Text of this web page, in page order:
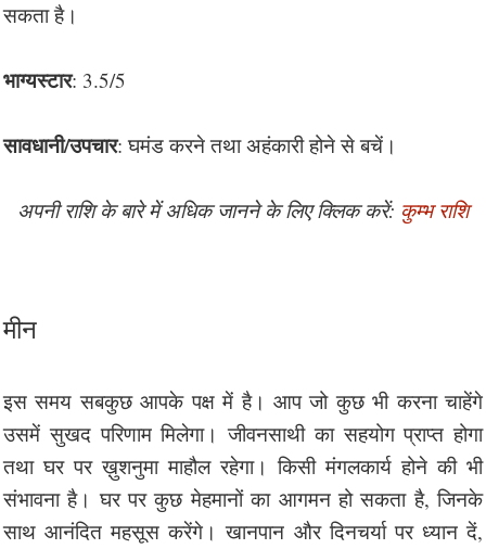
सकता है।
भाग्यस्टार: 3.5/5
सावधानी/उपचार: घमंड करने तथा अहंकारी होने से बचें।
अपनी राशि के बारे में अधिक जानने के लिए क्लिक करें: कुम्भ राशि
मीन
इस समय सबकुछ आपके पक्ष में है। आप जो कुछ भी करना चाहेंगे
उसमें सुखद परिणाम मिलेगा। जीवनसाथी का सहयोग प्राप्त होगा
तथा घर पर ख़ुशनुमा माहौल रहेगा। किसी मंगलकार्य होने की भी
संभावना है। घर पर कुछ मेहमानों का आगमन हो सकता है, जिनके
साथ आनंदित महसूस करेंगे। खानपान और दिनचर्या पर ध्यान दें,